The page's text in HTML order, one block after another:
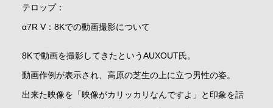
テロップ：
α7R V：8Kでの動画撮影について
8Kで動画を撮影してきたというAUXOUT氏。
動画作例が表示され、高原の芝生の上に立つ男性の姿。
出来た映像を「映像がカリッカリなんですよ」と印象を話